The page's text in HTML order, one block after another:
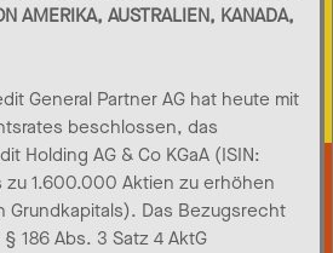
AMERIKA, AUSTRALIEN, KANADA,
General Partner AG hat heute mit
beschlossen, das
Holding AG & Co KGaA (ISIN:
1.600.000 Aktien zu erhöhen
Das Bezugsrecht
186 Abs. 3 Satz 4 AktG